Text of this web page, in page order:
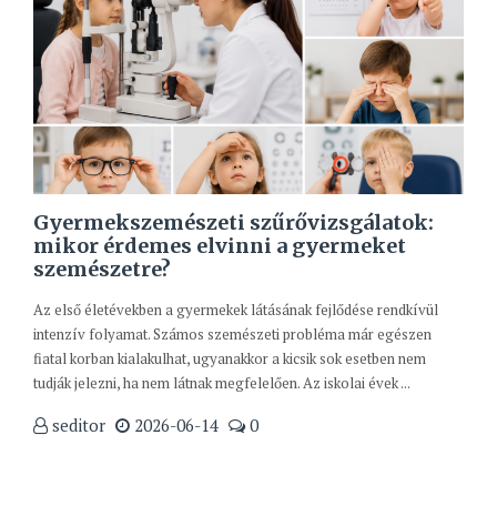
Gyermekszemészeti szűrővizsgálatok:
mikor érdemes elvinni a gyermeket
szemészetre?
Az első életévekben a gyermekek látásának fejlődése rendkívül
intenzív folyamat. Számos szemészeti probléma már egészen
fiatal korban kialakulhat, ugyanakkor a kicsik sok esetben nem
tudják jelezni, ha nem látnak megfelelően. Az iskolai évek ...
seditor 2026-06-14 0